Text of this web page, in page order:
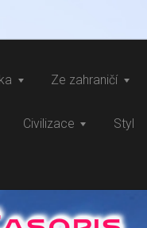
Ze zahraničí
Civilizace Styl